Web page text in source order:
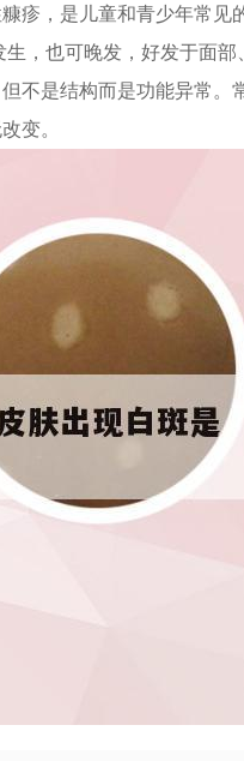
疹，是儿童和青少年常见
，也可晚发，好发于面部
不是结构而是功能异常。
变。